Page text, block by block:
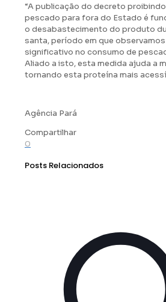
“A publicação do decreto
pescado para fora do Estado é
o desabastecimento do produto
santa, período em que
significativo no consumo de
Aliado a isto, esta medida ajuda a
tornando esta proteína mais
Agência Pará
Compartilhar
0
Posts Relacionados